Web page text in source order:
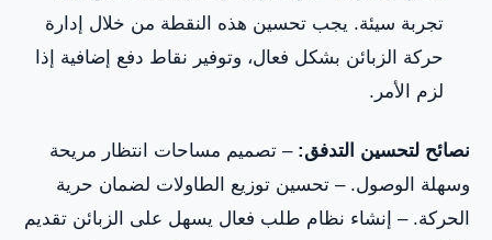
تجربة سيئة. يجب تحسين هذه النقطة من خلال إدارة
حركة الزبائن بشكل فعال، وتوفير نقاط دفع إضافية إذا
لزم الأمر.
نصائح لتحسين التدفق: – تصميم مساحات انتظار مريحة
وسهلة الوصول. – تحسين توزيع الطاولات لضمان حرية
الحركة. – إنشاء نظام طلب فعال يسهل على الزبائن تقديم